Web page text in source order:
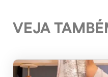
VEJA